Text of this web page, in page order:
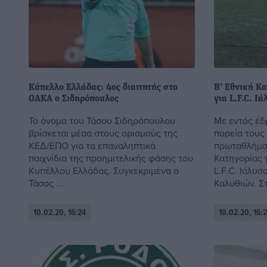
Κύπελλο Ελλάδας: 4ος διαιτητής στο
ΟΑΚΑ ο Σιδηρόπουλος
Το όνομα του Τάσου Σιδηρόπουλου
βρίσκεται μέσα στους ορισμούς της
ΚΕΔ/ΕΠΟ για τα επαναληπτικά
παιχνίδια της προημιτελικής φάσης του
Κυπέλλου Ελλάδας. Συγκεκριμένα ο
Τάσος ...
10.02.20, 16:24
Β’ Εθνική
για L.F.C.
Με εντός
πορεία
Κατηγορίας
L.F.C.
Καλυθιών.
10.02.20,